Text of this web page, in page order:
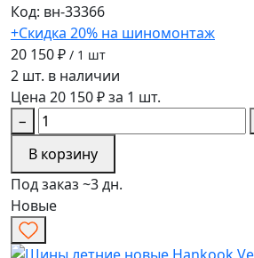
Код: вн-33366
+Скидка 20% на шиномонтаж
20 150 ₽ / 1 шт
2 шт. в наличии
Цена 20 150 ₽ за 1 шт.
−
В корзину
Под заказ ~3 дн.
Новые